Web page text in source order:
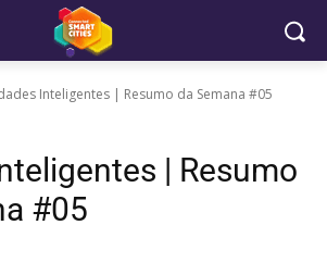
Inteligentes | Resumo da Semana #05
| Resumo
#05